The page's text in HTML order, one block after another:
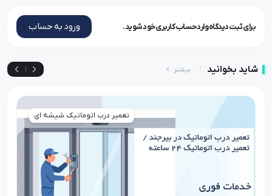
برای ثبت دیدگاه وارد حساب کاربری خود شوید. ورود به حساب
شاید بخوانید بیشتر |
تعمیر درب اتوماتیک شیشه ای